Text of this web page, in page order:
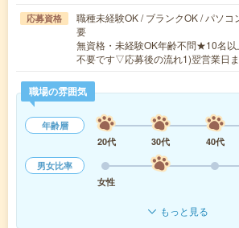
応募資格
職種未経験OK / ブランクOK / パソコ
要
無資格・未経験OK年齢不問★10名
不要です▽応募後の流れ1)翌営業日
職場の雰囲気
年齢層
20代
30代 40代
男女比率
女性
もっと見る